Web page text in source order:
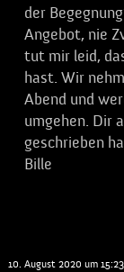
der
Angebot, nie
tut mir leid,
hast. Wir
Abend und
umgehen. Dir
geschrieben
Bille
10. August 2020 um